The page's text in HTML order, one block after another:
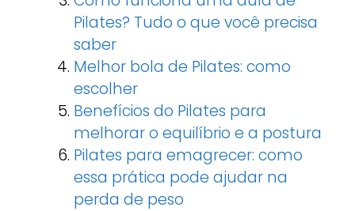
Pilates? Tudo o que você precisa
saber
Melhor bola de Pilates: como
escolher
Benefícios do Pilates para
melhorar o equilíbrio e a postura
Pilates para emagrecer: como
essa prática pode ajudar na
perda de peso